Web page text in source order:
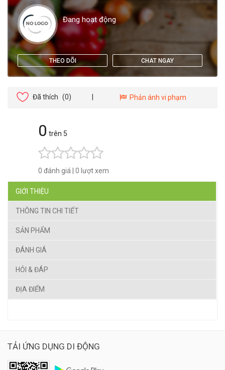
Đang hoạt động
THEO DÕI CHAT NGAY
Đã thích (0) Phản ánh vi phạm
0 trên 5
0 đánh giá 0 lượt xem
GIỚI THIỆU
THÔNG TIN CHI TIẾT
SẢN PHẨM
ĐÁNH GIÁ
HỎI & ĐÁP
ĐỊA ĐIỂM
TẢI ỨNG DỤNG DI ĐỘNG